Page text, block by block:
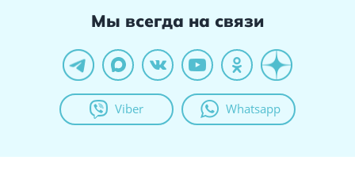
Мы всегда на связи
Viber Whatsapp